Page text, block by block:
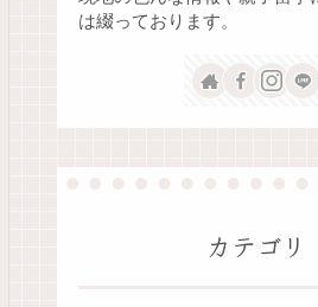
は綴っております。
カテゴリ